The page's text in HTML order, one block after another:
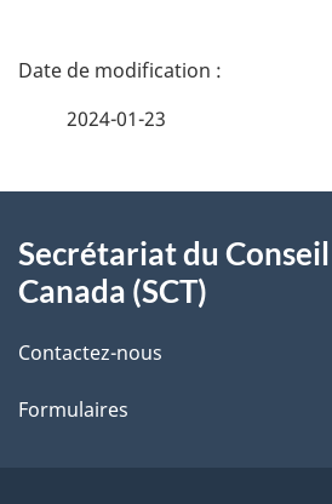
D
i
s
d
2024-01-23
propos
ce
site
Secrétariat du
Canada (SCT)
Contactez-nous
Formulaires